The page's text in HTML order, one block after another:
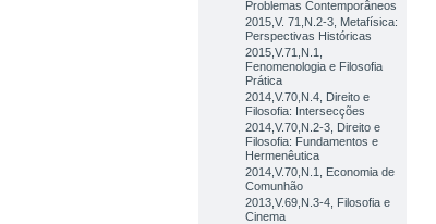
Problemas Contemporâneos
2015,V. 71,N.2-3, Metafísica:
Perspectivas Históricas
2015,V.71,N.1,
Fenomenologia e Filosofia
Prática
2014,V.70,N.4, Direito e
Filosofia: Intersecções
2014,V.70,N.2-3, Direito e
Filosofia: Fundamentos e
Hermenêutica
2014,V.70,N.1, Economia de
Comunhão
2013,V.69,N.3-4, Filosofia e
Cinema